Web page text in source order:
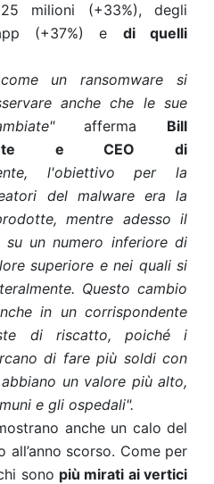
milioni (+33%), degli
(+37%) e di quelli
un ransomware si
anche che le sue
afferma Bill
e CEO di
l'obiettivo per la
del malware era la
mentre adesso il
un numero inferiore di
superiore e nei quali si
Questo cambio
in un corrispondente
di riscatto, poiché i
di fare più soldi con
un valore più alto,
e gli ospedali".
anche un calo del
scorso. Come per
sono più mirati ai vertici